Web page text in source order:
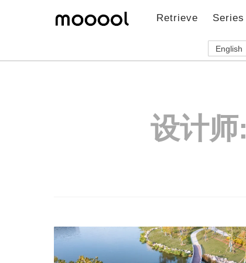
Retrieve Series
English
设计师: